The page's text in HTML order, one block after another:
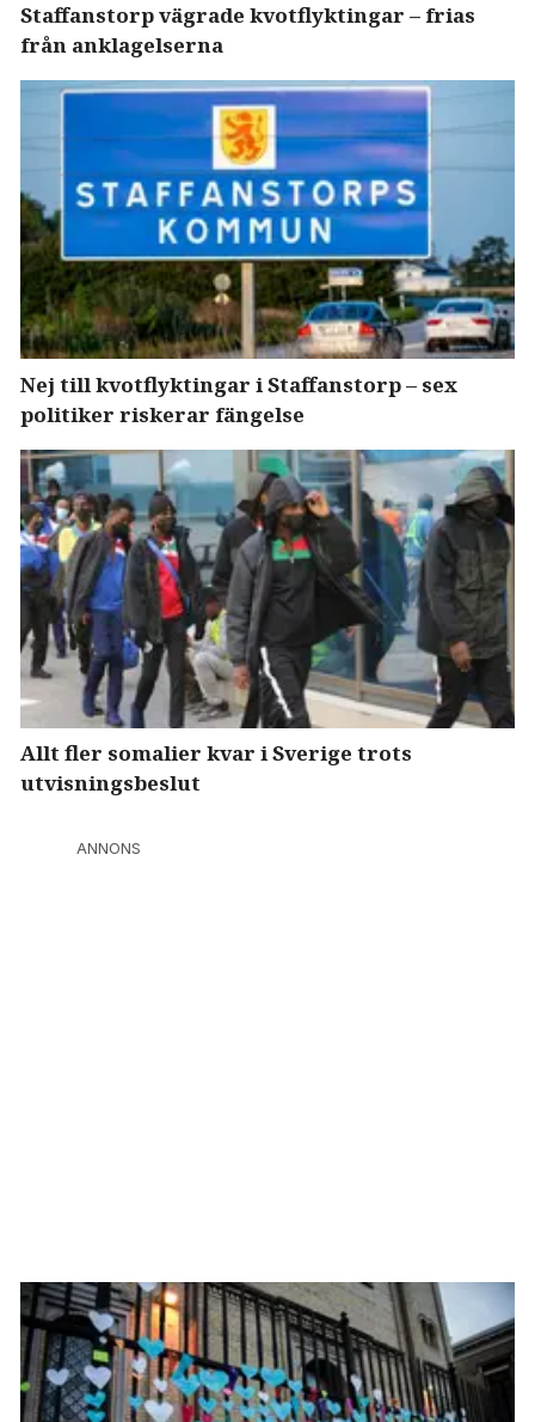
Staffanstorp vägrade kvotflyktingar – frias
från anklagelserna
Nej till kvotflyktingar i Staffanstorp – sex
politiker riskerar fängelse
Allt fler somalier kvar i Sverige trots
utvisningsbeslut
ANNONS